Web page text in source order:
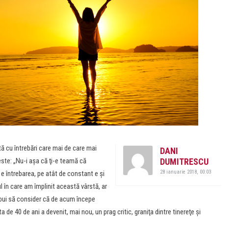
DANI
DUMITRESCU
28 ianuarie 2018, 00:03
cu întrebări care mai de care mai
„Nu-i aşa că ţi-e teamă că
întrebarea, pe atât de constant e și
în care am împlinit această vârstă, ar
să consider că de acum începe
de 40 de ani a devenit, mai nou, un prag critic, graniţa dintre tinereţe şi